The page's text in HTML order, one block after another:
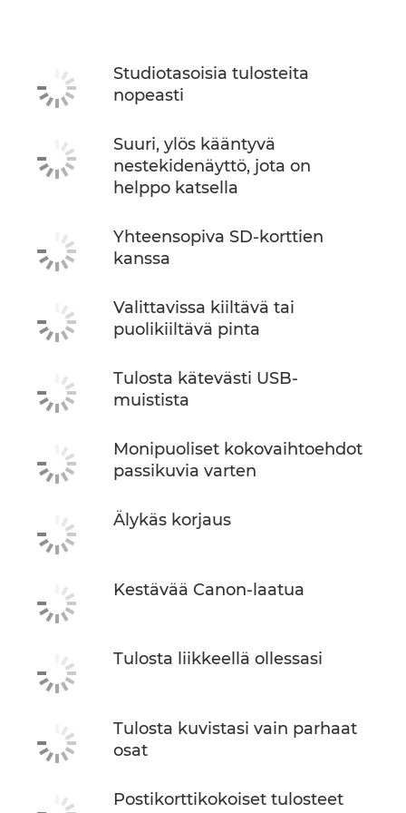
Studiotasoisia tulosteita
nopeasti
Suuri, ylös kääntyvä
nestekidenäyttö, jota on
helppo katsella
Yhteensopiva SD-korttien
kanssa
Valittavissa kiiltävä tai
puolikiiltävä pinta
Tulosta kätevästi USB-
muistista
Monipuoliset kokovaihtoehdot
passikuvia varten
Älykäs korjaus
Kestävää Canon-laatua
Tulosta liikkeellä ollessasi
Tulosta kuvistasi vain parhaat
osat
Postikorttikokoiset tulosteet